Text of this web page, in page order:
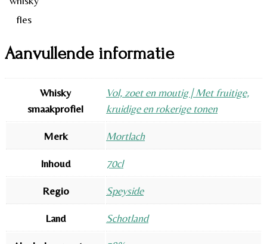
Aanvullende informatie
Whisky
smaakprofiel
Vol, zoet en moutig | Met fruitige,
kruidige en rokerige tonen
Merk Mortlach
Inhoud 70cl
Regio Speyside
Land Schotland